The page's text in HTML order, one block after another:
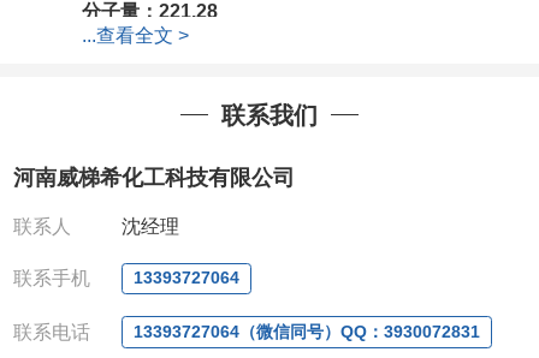
分子量： 221.28
包装：1Mg ; 5Mg;10Mg ;100Mg;250Mg ;500Mg
我司对高校及科研单位先发货和
作中有用到的试剂,欢迎前来询购
电话:0371-63377391/13393727064
QQ:3930072831
:13393727064
联系人: 沈晓东(欢迎致电
...查看全文 >
联系我们
河南威梯希化工科技有限公司
联系人 沈经理
联系手机 13393727064
联系电话 13393727064（微信同号）QQ：3930072831